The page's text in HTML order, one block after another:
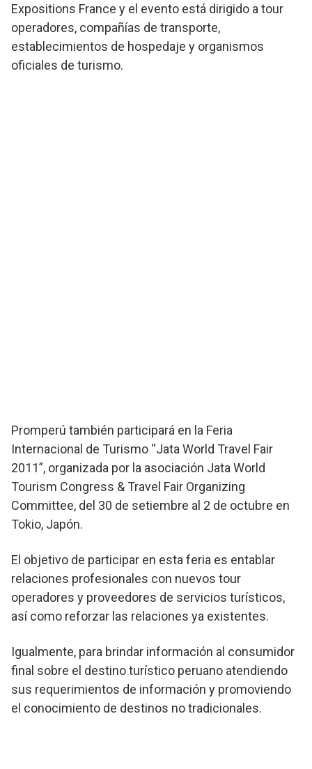
Expositions France y el evento está dirigido a tour
operadores, compañías de transporte,
establecimientos de hospedaje y organismos
oficiales de turismo.
Promperú también participará en la Feria
Internacional de Turismo “Jata World Travel Fair
2011”, organizada por la asociación Jata World
Tourism Congress & Travel Fair Organizing
Committee, del 30 de setiembre al 2 de octubre en
Tokio, Japón.
El objetivo de participar en esta feria es entablar
relaciones profesionales con nuevos tour
operadores y proveedores de servicios turísticos,
así como reforzar las relaciones ya existentes.
Igualmente, para brindar información al consumidor
final sobre el destino turístico peruano atendiendo
sus requerimientos de información y promoviendo
el conocimiento de destinos no tradicionales.